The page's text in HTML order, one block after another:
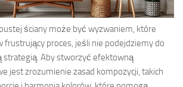
ściany może być wyzwaniem, które
frustrujący proces, jeśli nie podejdziemy do
strategią. Aby stworzyć efektowną
jest zrozumienie zasad kompozycji, takich